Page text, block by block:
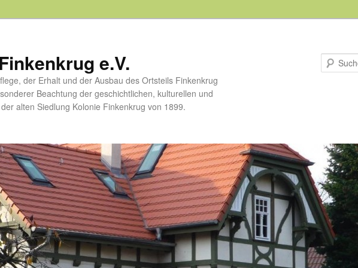
e.V.
der Erhalt und der Ausbau des Ortsteils Finkenkrug
Beachtung der geschichtlichen, kulturellen und
alten Siedlung Kolonie Finkenkrug von 1899.